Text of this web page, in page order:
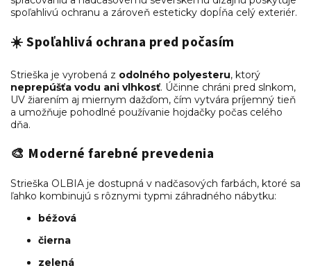
spoľahlivú ochranu a zároveň esteticky dopĺňa celý exteriér.
☀️ Spoľahlivá ochrana pred počasím
Strieška je vyrobená z odolného polyesteru, ktorý
neprepúšťa vodu ani vlhkosť. Účinne chráni pred slnkom,
UV žiarením aj miernym dažďom, čím vytvára príjemný tieň
a umožňuje pohodlné používanie hojdačky počas celého
dňa.
🎨 Moderné farebné prevedenia
Strieška OLBIA je dostupná v nadčasových farbách, ktoré sa
ľahko kombinujú s rôznymi typmi záhradného nábytku:
béžová
čierna
zelená